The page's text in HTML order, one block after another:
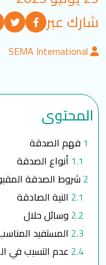
العربية
تابعنا
شارك عبر
SEMA International
المحتوى
فهم الصدقة
أنواع الصدقة
شروط الصدقة
النية الصادقة
وسائل حلال
المستفيد
عدم التسبب في